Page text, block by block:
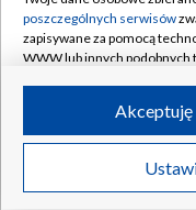
Rada Programowa
System NOS
Informacje o
Program dla prasy
Ogłoszenie
©2026
poszczególnych serwisów
zapisywane za pomocą
WWW lub innych
ruchu w Internecie.
Twoje dane osobowe
poszczególnych serwisówna
Akceptuję